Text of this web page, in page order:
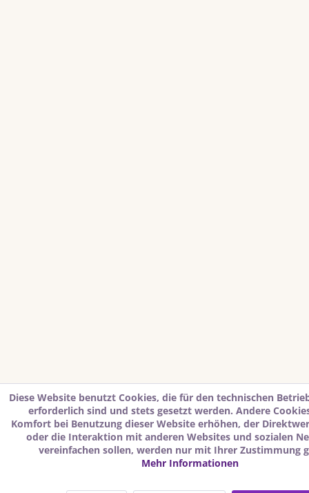
Diese Website benutzt Cookies, die für den technischen
erforderlich sind und stets gesetzt werden. Andere
Komfort bei Benutzung dieser Website erhöhen, der
oder die Interaktion mit anderen Websites und sozialen
vereinfachen sollen, werden nur mit Ihrer Zustimmung
Mehr Informationen